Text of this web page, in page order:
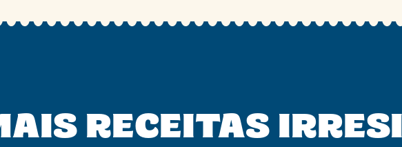
RECEITAS